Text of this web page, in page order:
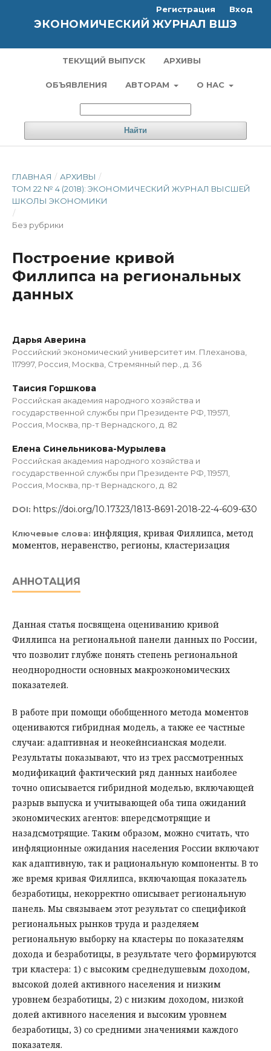
ЭКОНОМИЧЕСКИЙ ЖУРНАЛ ВШЭ
ТЕКУЩИЙ ВЫПУСК АРХИВЫ
ОБЪЯВЛЕНИЯ АВТОРАМ О НАС
Найти
Регистрация Вход
ГЛАВНАЯ / АРХИВЫ /
ТОМ 22 № 4 (2018): ЭКОНОМИЧЕСКИЙ ЖУРНАЛ ВЫСШЕЙ
ШКОЛЫ ЭКОНОМИКИ
/
Без рубрики
Построение кривой
Филлипса на региональных
данных
Дарья Аверина
Российский экономический университет им. Плеханова,
117997, Россия, Москва, Стремянный пер., д. 36
Таисия Горшкова
Российская академия народного хозяйства и
государственной службы при Президенте РФ, 119571,
Россия, Москва, пр-т Вернадского, д. 82
Елена Синельникова-Мурылева
Российская академия народного хозяйства и
государственной службы при Президенте РФ, 119571,
Россия, Москва, пр-т Вернадского, д. 82
DOI: https://doi.org/10.17323/1813-8691-2018-22-4-609-630
Ключевые слова: инфляция, кривая Филлипса, метод
моментов, неравенство, регионы, кластеризация
АННОТАЦИЯ
Данная статья посвящена оцениванию кривой
Филлипса на региональной панели данных по России,
что позволит глубже понять степень региональной
неоднородности основных макроэкономических
показателей.
В работе при помощи обобщенного метода моментов
оцениваются гибридная модель, а также ее частные
случаи: адаптивная и неокейнсианская модели.
Результаты показывают, что из трех рассмотренных
модификаций фактический ряд данных наиболее
точно описывается гибридной моделью, включающей
разрыв выпуска и учитывающей оба типа ожиданий
экономических агентов: впередсмотрящие и
назадсмотрящие. Таким образом, можно считать, что
инфляционные ожидания населения России включают
как адап­тивную, так и рациональную компоненты. В то
же время кривая Филлипса, включающая показатель
безработицы, некорректно описывает региональную
панель. Мы связываем этот результат со спецификой
региональных рынков труда и разделяем
региональную выборку на кластеры по показателям
дохода и безработицы, в результате чего формируются
три кластера: 1) с высоким среднедушевым доходом,
высокой долей активного населения и низким
уровнем безработицы, 2) с низким доходом, низкой
долей активного населения и высоким уровнем
безработицы, 3) со средними значениями каждого
показателя.